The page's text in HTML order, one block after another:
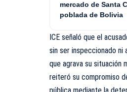
mercado de Santa
poblada de Bolivia
ICE señaló que el
sin ser inspeccionado
que agrava su situación
reiteró su compromiso